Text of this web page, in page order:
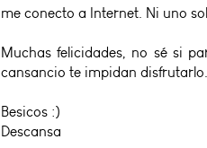
me conecto a Internet. Ni uno
Muchas felicidades, no sé si
cansancio te impidan disfrutarlo.
Besicos :)
Descansa